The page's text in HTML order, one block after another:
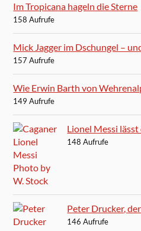
Im Tropicana hageln die Sterne
158 Aufrufe
Mick Jagger im Dschungel –
157 Aufrufe
Wie Erwin Barth von
149 Aufrufe
Lionel Messi
148 Aufrufe
Peter Drucker,
146 Aufrufe